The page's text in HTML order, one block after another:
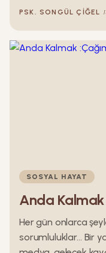
bırakabilir. Peki
PSK. SONGÜL ÇIĞEL
SOSYAL HAYAT
Anda Kalmak
Her gün onlarca
sorumluluklar… Bir